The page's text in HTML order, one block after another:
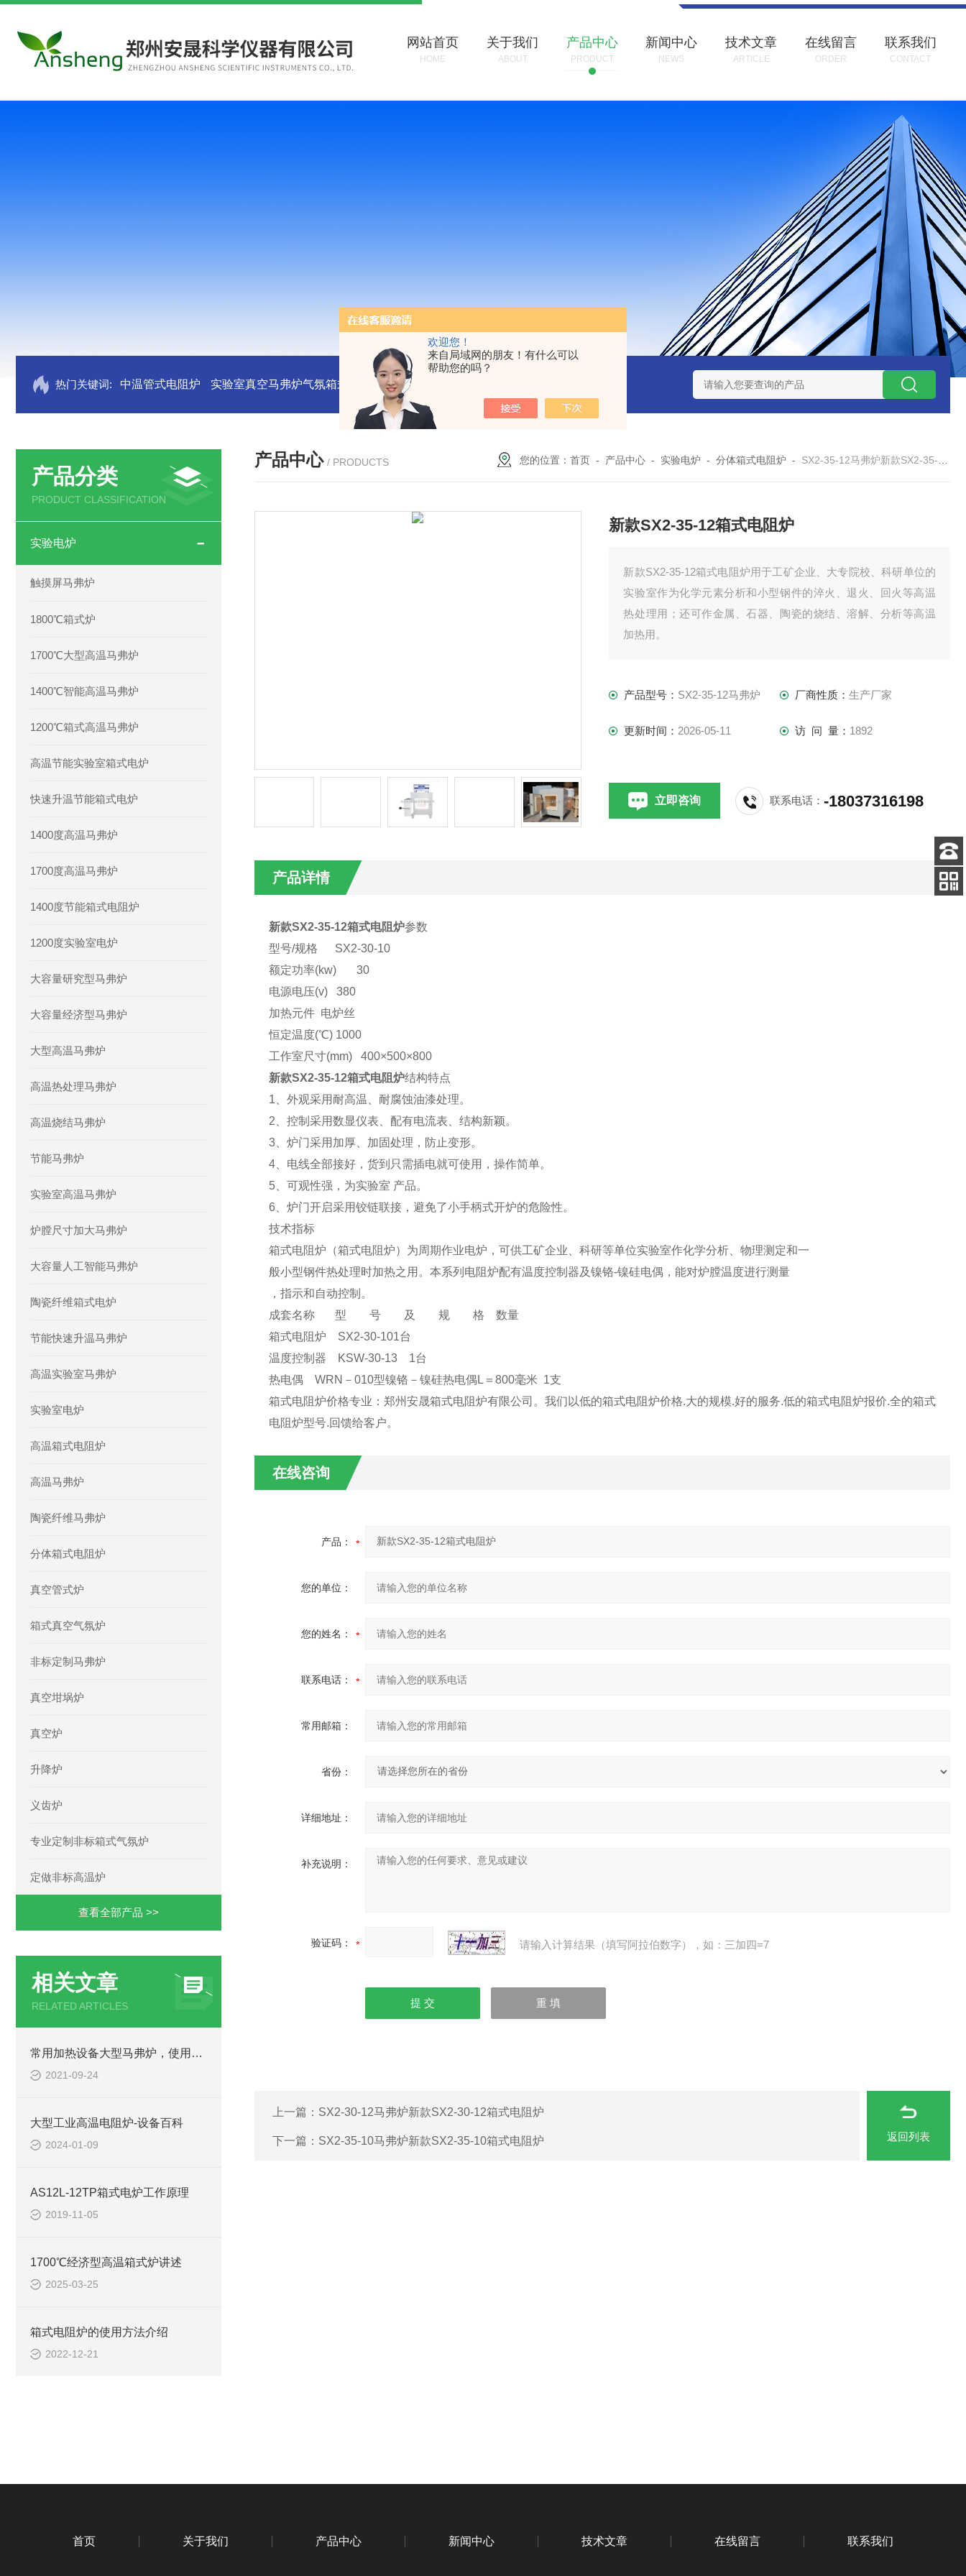
欢迎您！
来自局域网的朋友！有什么可以
帮助您的吗？
网站首页
HOME
关于我们
ABOUT
产品中心
PRODUCT
新闻中心
NEWS
技术文章
ARTICLE
在线留言
ORDER
联系我们
CONTACT
热门关键词: 中温管式电阻炉 实验室真空马弗炉气氛箱式炉厂家 灰分测定马弗炉-郑州安晟科学仪器 SX2-9-17TP高温实验用热失重马弗炉 实验室小型高温马弗炉 陶瓷纤维
产品分类
PRODUCT CLASSIFICATION
实验电炉
触摸屏马弗炉
1800℃箱式炉
1700℃大型高温马弗炉
1400℃智能高温马弗炉
1200℃箱式高温马弗炉
高温节能实验室箱式电炉
快速升温节能箱式电炉
1400度高温马弗炉
1700度高温马弗炉
1400度节能箱式电阻炉
1200度实验室电炉
大容量研究型马弗炉
大容量经济型马弗炉
大型高温马弗炉
高温热处理马弗炉
高温烧结马弗炉
节能马弗炉
实验室高温马弗炉
炉膛尺寸加大马弗炉
大容量人工智能马弗炉
陶瓷纤维箱式电炉
节能快速升温马弗炉
高温实验室马弗炉
实验室电炉
高温箱式电阻炉
高温马弗炉
陶瓷纤维马弗炉
分体箱式电阻炉
真空管式炉
箱式真空气氛炉
非标定制马弗炉
真空坩埚炉
真空炉
升降炉
义齿炉
专业定制非标箱式气氛炉
定做非标高温炉
查看全部产品 >>
相关文章
RELATED ARTICLES
常用加热设备大型马弗炉，使用方法和注意事项你知道吗？
2021-09-24
大型工业高温电阻炉-设备百科
2024-01-09
AS12L-12TP箱式电炉工作原理
2019-11-05
1700℃经济型高温箱式炉讲述
2025-03-25
箱式电阻炉的使用方法介绍
2022-12-21
产品中心 / PRODUCTS 您的位置：首页 - 产品中心 - 实验电炉 -分体箱式电阻炉 - SX2-35-12马弗炉新款SX2-35-12箱式电阻炉
新款SX2-35-12箱式电阻炉
新款SX2-35-12箱式电阻炉用于工矿企业、大专院校、科研单位的
实验室作为化学元素分析和小型钢件的淬火、退火、回火等高温
热处理用；还可作金属、石器、陶瓷的烧结、溶解、分析等高温
加热用。
产品型号： SX2-35-12马弗炉 厂商性质： 生产厂家
更新时间： 2026-05-11 访 问 量： 1892
立即咨询 联系电话：-18037316198
产品详情
新款SX2-35-12箱式电阻炉参数
型号/规格 SX2-30-10
额定功率(kw) 30
电源电压(v) 380
加热元件 电炉丝
恒定温度(℃) 1000
工作室尺寸(mm) 400×500×800
新款SX2-35-12箱式电阻炉结构特点
1 、外观采用耐高温、耐腐蚀油漆处理。
2 、控制采用数显仪表、配有电流表、结构新颖。
3、炉门采用加厚、加固处理，防止变形。
4、电线全部接好，货到只需插电就可使用，操作简单。
5、可观性强，为实验室 产品。
6 、炉门开启采用铰链联接，避免了小手柄式开炉的危险性。
技术指标
箱式电阻炉（箱式电阻炉）为周期作业电炉，可供工矿企业、科研等单位实验室作化学分析、物理测定和一
般小型钢件热处理时加热之用。本系列电阻炉配有温度控制器及镍铬-镍硅电偶，能对炉膛温度进行测量
，指示和自动控制。
成套名称
型 号 及 规 格
数量
箱式电阻炉 SX2-30-101台
温度控制器 KSW-30-13 1台
热电偶 WRN － 010型镍铬－镍硅热电偶 L ＝ 800毫米 1支
箱式电阻炉价格专业：郑州安晟箱式电阻炉有限公司。我们以低的箱式电阻炉价格.大的规模.好的服务.低的箱式电阻炉报价.全的箱式
电阻炉型号.回馈给客户。
在线咨询
产品：
您的单位：
您的姓名：
联系电话：
常用邮箱：
省份：
详细地址：
补充说明：
验证码： 请输入计算结果（填写阿拉伯数字），如：三加四=7
上一篇： SX2-30-12马弗炉新款SX2-30-12箱式电阻炉
下一篇： SX2-35-10马弗炉新款SX2-35-10箱式电阻炉 返回列表
首页 关于我们 产品中心 新闻中心 技术文章 在线留言 联系我们
客服
电话